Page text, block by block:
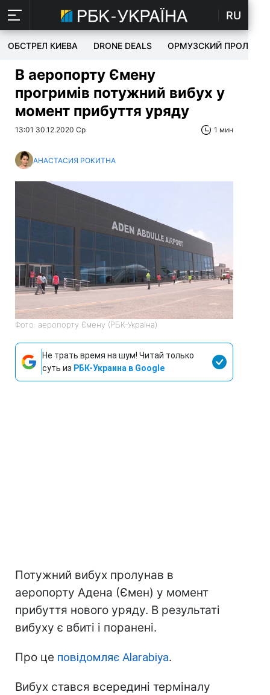
RU
ОБСТРЕЛ КИЕВА DRONE DEALS ОРМУЗСКИЙ ПРОЛИВ
В аеропорту Ємену
прогримів потужний вибух у
момент прибуття уряду
13:01 30.12.2020 Ср 1 мин
АНАСТАСИЯ РОКИТНА
Фото: аеропорту Ємену (РБК-Україна)
Не трать время на шум! Читай только
суть из РБК-Украина в Google
Потужний вибух пролунав в
аеропорту Адена (Ємен) у момент
прибуття нового уряду. В результаті
вибуху є вбиті і поранені.
Про це повідомляє Alarabiya.
Вибух стався всередині терміналу